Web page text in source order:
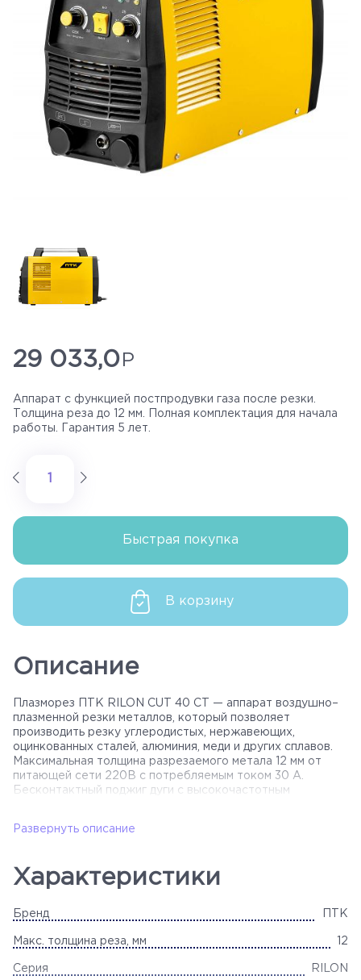
Измерительные приборы
29 033,0
Аппарат с функцией постпродувки газа после резки.
Толщина реза до 12 мм. Полная комплектация для начала
работы. Гарантия 5 лет.
Быстрая покупка
В корзину
Описание
Плазморез ПТК RILON CUT 40 СT — аппарат воздушно–
плазменной резки металлов, который позволяет
производить резку углеродистых, нержавеющих,
оцинкованных сталей, алюминия, меди и других сплавов.
Максимальная толщина разрезаемого метала 12 мм от
питающей сети 220В с потребляемым током 30 А.
Бесконтактный поджиг дуги с высокочастотным
отсутствие деформации и коробления металла. Наличие
продлевает срок службы плазменного резака и
расходных частей.
Особенности:
К аппарату воздушно-плазменной резки CUT 40 СT
необходимо подключать компрессор для подачи сжатого
воздуха.
Развернуть описание
Характеристики
Бренд ПТК
Макс. толщина реза, мм 12
Серия RILON